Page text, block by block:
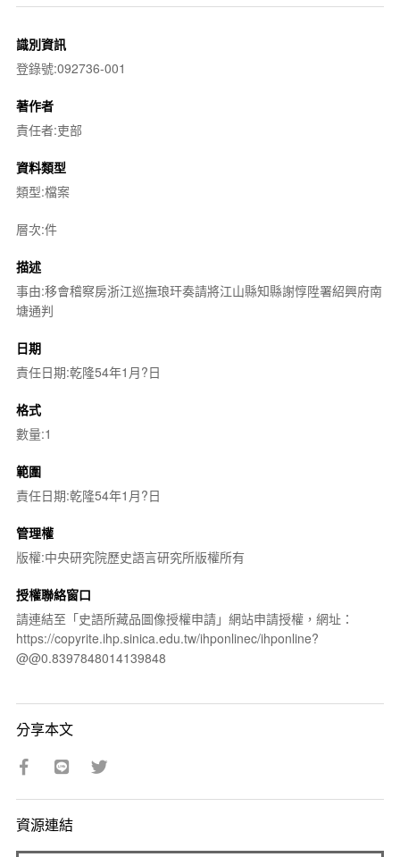
識別資訊
登錄號:092736-001
著作者
責任者:吏部
資料類型
類型:檔案
層次:件
描述
事由:移會稽察房浙江巡撫琅玕奏請將江山縣知縣謝惇陞署紹興府南
塘通判
日期
責任日期:乾隆54年1月?日
格式
數量:1
範圍
責任日期:乾隆54年1月?日
管理權
版權:中央研究院歷史語言研究所版權所有
授權聯絡窗口
請連結至「史語所藏品圖像授權申請」網站申請授權，網址：
https://copyrite.ihp.sinica.edu.tw/ihponlinec/ihponline?
@@0.8397848014139848
分享本文
資源連結